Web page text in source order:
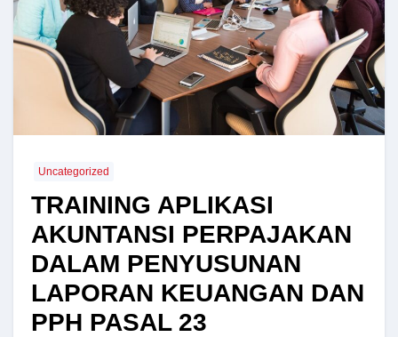
Uncategorized
TRAINING APLIKASI
AKUNTANSI PERPAJAKAN
DALAM PENYUSUNAN
LAPORAN KEUANGAN DAN
PPH PASAL 23